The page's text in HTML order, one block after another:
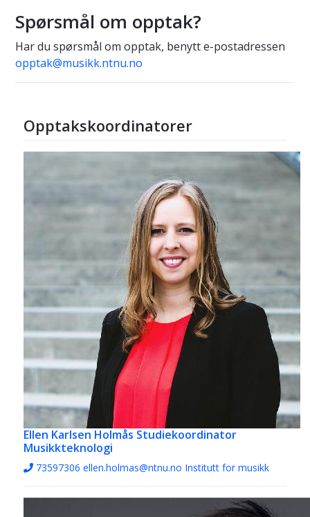
Spørsmål om opptak?
Har du spørsmål om opptak, benytt e-postadressen
opptak@musikk.ntnu.no
Opptakskoordinatorer
Ellen Karlsen Holmås Studiekoordinator
Musikkteknologi
73597306 ellen.holmas@ntnu.no Institutt for musikk